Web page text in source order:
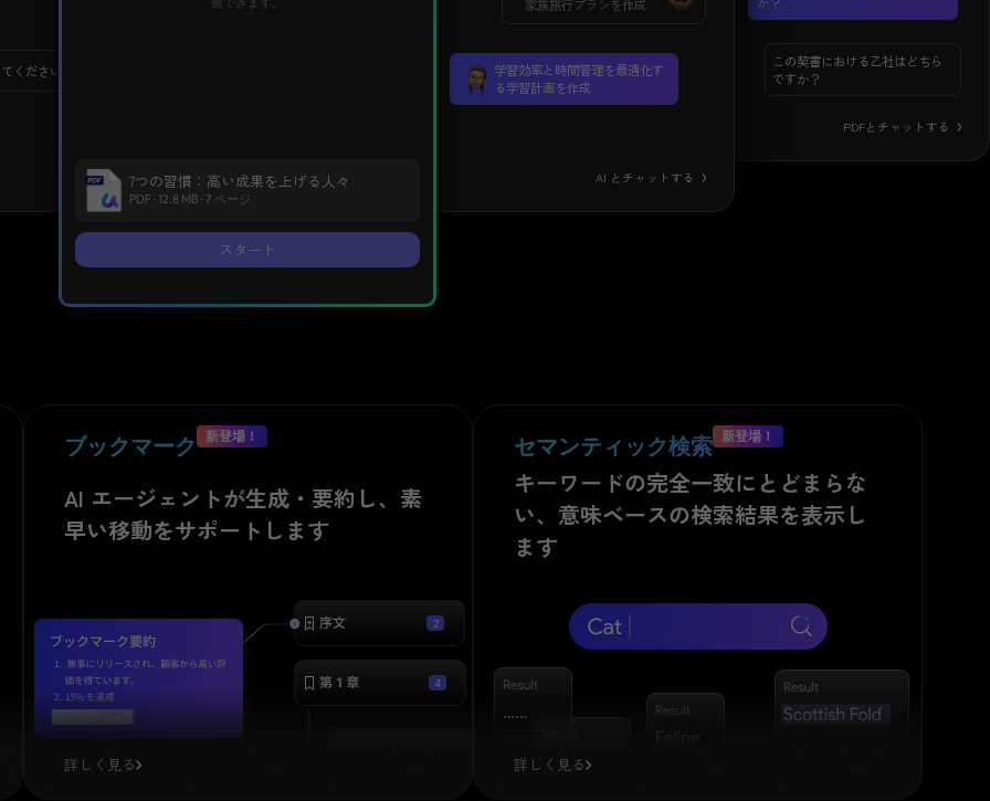
てくださ
現在の PDF を UPDF クラウドにアップロードし、文書内容
の要約を作成。チャット形式で PDF の内容をすばやく把
握できます。
専用AIアシスタント
オーストラリア 5 日間
家族旅行プランを作成
ブックマーク 新登場！
AI エージェントが生成・要約し、素
早い移動をサポートします
詳しく見る
セマンティック検索 新登場！
キーワードの完全一致にとどまらな
い、意味ベースの検索結果を表示し
ます
詳しく見る